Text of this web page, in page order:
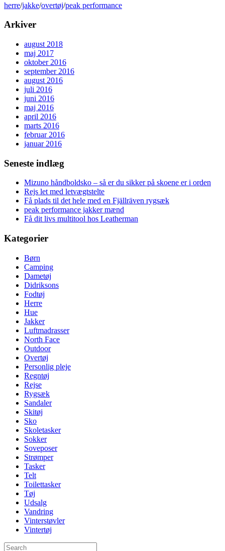
herre/jakke/overtøj/peak performance
Arkiver
august 2018
maj 2017
oktober 2016
september 2016
august 2016
juli 2016
juni 2016
maj 2016
april 2016
marts 2016
februar 2016
januar 2016
Seneste indlæg
Mizuno håndboldsko – så er du sikker på skoene er i orden
Rejs let med letvægtstelte
Få plads til det hele med en Fjällräven rygsæk
peak performance jakker mænd
Få dit livs multitool hos Leatherman
Kategorier
Børn
Camping
Dametøj
Didriksons
Fodtøj
Herre
Hue
Jakker
Luftmadrasser
North Face
Outdoor
Overtøj
Personlig pleje
Regntøj
Rejse
Rygsæk
Sandaler
Skitøj
Sko
Skoletasker
Sokker
Soveposer
Strømper
Tasker
Telt
Toilettasker
Tøj
Udsalg
Vandring
Vinterstøvler
Vintertøj